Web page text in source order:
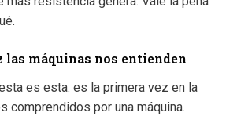
las máquinas nos entienden
es esta: es la primera vez en la
comprendidos por una máquina.